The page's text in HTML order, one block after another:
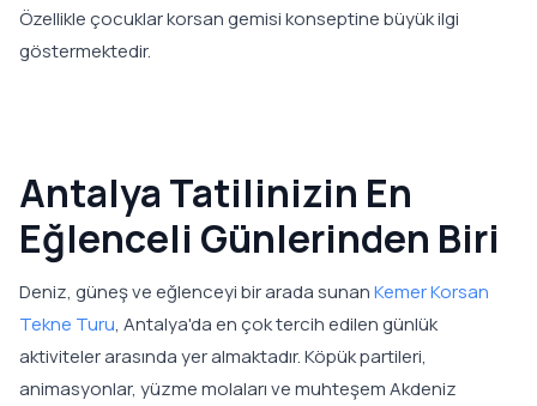
Özellikle çocuklar korsan gemisi konseptine büyük ilgi
göstermektedir.
Antalya Tatilinizin En
Eğlenceli Günlerinden Biri
Deniz, güneş ve eğlenceyi bir arada sunanKemer Korsan
Tekne Turu, Antalya'da en çok tercih edilen günlük
aktiviteler arasında yer almaktadır. Köpük partileri,
animasyonlar, yüzme molaları ve muhteşem Akdeniz